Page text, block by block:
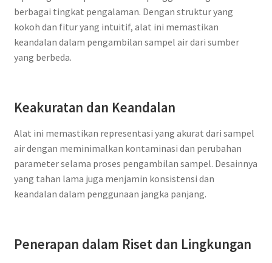
berbagai tingkat pengalaman. Dengan struktur yang
kokoh dan fitur yang intuitif, alat ini memastikan
keandalan dalam pengambilan sampel air dari sumber
yang berbeda.
Keakuratan dan Keandalan
Alat ini memastikan representasi yang akurat dari sampel
air dengan meminimalkan kontaminasi dan perubahan
parameter selama proses pengambilan sampel. Desainnya
yang tahan lama juga menjamin konsistensi dan
keandalan dalam penggunaan jangka panjang.
Penerapan dalam Riset dan Lingkungan